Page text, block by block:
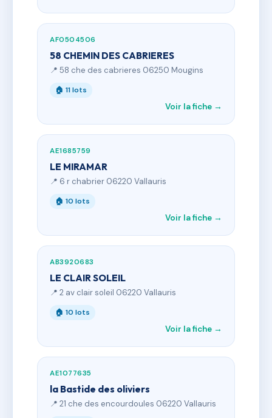
AF0504506
58 CHEMIN DES CABRIERES
📍 58 che des cabrieres 06250 Mougins
🏠 11 lots
Voir la fiche →
AE1685759
LE MIRAMAR
📍 6 r chabrier 06220 Vallauris
🏠 10 lots
Voir la fiche →
AB3920683
LE CLAIR SOLEIL
📍 2 av clair soleil 06220 Vallauris
🏠 10 lots
Voir la fiche →
AE1077635
la Bastide des oliviers
📍 21 che des encourdoules 06220 Vallauris